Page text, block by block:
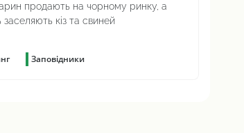
продають на чорному ринку, а
заселяють кіз та свиней
Заповідники